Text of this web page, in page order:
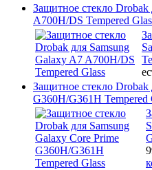
Защитное стекло
A700H/DS Tempered
Защитное стекло Drobak
G360H/G361H Tempered